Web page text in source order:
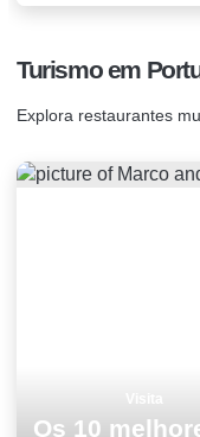
Turismo em
Explora restaurantes